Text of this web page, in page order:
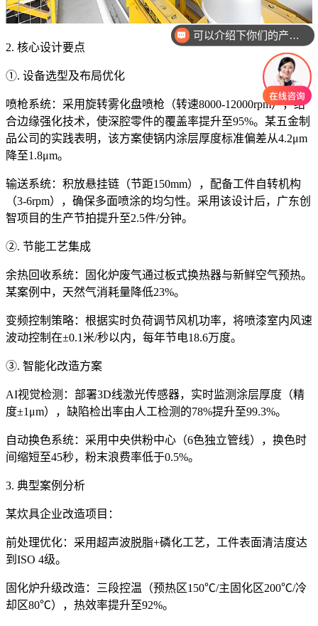
2. 核心设计要点
①. 设备选型及布局优化
喷枪系统：采用旋转雾化盘喷枪（转速8000-12000rpm），结
合边缘强化技术，使深腔零件的覆盖率提升至95%。某五金制
品公司的实践表明，该方案使锅内涂层厚度标准偏差从4.2μm
降至1.8μm。
输送系统：积放悬挂链（节距150mm），配备工件自转机构
（3-6rpm），确保多面喷涂的均匀性。采用该设计后，广东创
智项目的生产节拍提升至2.5件/分钟。
②. 节能工艺集成
余热回收系统：固化炉废气通过板式换热器与新鲜空气预热。
某案例中，天然气消耗量降低23%。
变频控制策略：根据实时负荷调节风机功率，将喷漆室内风速
波动控制在±0.1米/秒以内，每年节电18.6万度。
③. 智能化改造方案
AI视觉检测：部署3D线激光传感器，实时监测涂层厚度（精
度±1μm），缺陷检出率由人工检测的78%提升至99.3%。
自动换色系统：采用中央供粉中心（6色独立管线），换色时
间缩短至45秒，粉末浪费率低于0.5%。
3. 典型案例分析
某炊具企业改造项目：
前处理优化：采用超声波脱脂+磷化工艺，工件表面清洁度达
到ISO 4级。
固化炉升级改造：三段控温（预热区150℃/主固化区200℃/冷
却区80℃），热效率提升至92%。
可以介绍下你们的产品么